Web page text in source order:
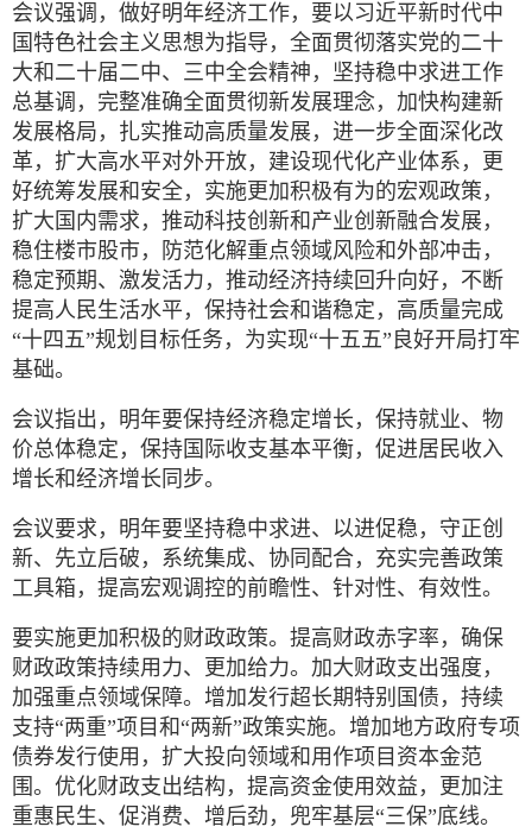
会议强调，做好明年经济工作，要以习近平新时代中
国特色社会主义思想为指导，全面贯彻落实党的二十
大和二十届二中、三中全会精神，坚持稳中求进工作
总基调，完整准确全面贯彻新发展理念，加快构建新
发展格局，扎实推动高质量发展，进一步全面深化改
革，扩大高水平对外开放，建设现代化产业体系，更
好统筹发展和安全，实施更加积极有为的宏观政策，
扩大国内需求，推动科技创新和产业创新融合发展，
稳住楼市股市，防范化解重点领域风险和外部冲击，
稳定预期、激发活力，推动经济持续回升向好，不断
提高人民生活水平，保持社会和谐稳定，高质量完成
“十四五”规划目标任务，为实现“十五五”良好开局打牢
基础。
会议指出，明年要保持经济稳定增长，保持就业、物
价总体稳定，保持国际收支基本平衡，促进居民收入
增长和经济增长同步。
会议要求，明年要坚持稳中求进、以进促稳，守正创
新、先立后破，系统集成、协同配合，充实完善政策
工具箱，提高宏观调控的前瞻性、针对性、有效性。
要实施更加积极的财政政策。提高财政赤字率，确保
财政政策持续用力、更加给力。加大财政支出强度，
加强重点领域保障。增加发行超长期特别国债，持续
支持“两重”项目和“两新”政策实施。增加地方政府专项
债券发行使用，扩大投向领域和用作项目资本金范
围。优化财政支出结构，提高资金使用效益，更加注
重惠民生、促消费、增后劲，兜牢基层“三保”底线。